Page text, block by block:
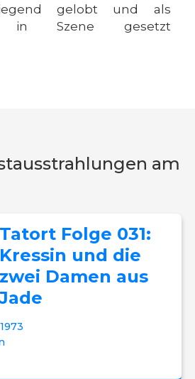
gelobt und als
in Szene gesetzt
am
Tatort Folge 031:
Kressin und die
zwei Damen aus
Jade
1973